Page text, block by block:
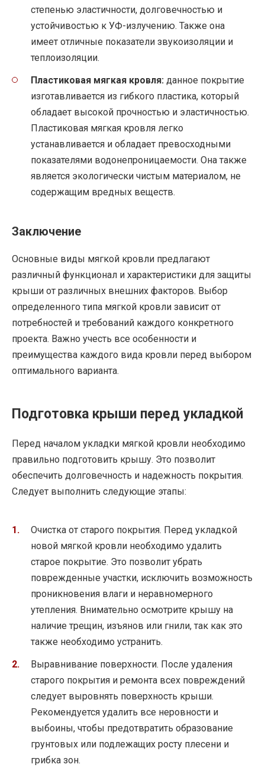
степенью эластичности, долговечностью и
устойчивостью к УФ-излучению. Также она
имеет отличные показатели звукоизоляции и
теплоизоляции.
Пластиковая мягкая кровля: данное покрытие
изготавливается из гибкого пластика, который
обладает высокой прочностью и эластичностью.
Пластиковая мягкая кровля легко
устанавливается и обладает превосходными
показателями водонепроницаемости. Она также
является экологически чистым материалом, не
содержащим вредных веществ.
Заключение
Основные виды мягкой кровли предлагают
различный функционал и характеристики для защиты
крыши от различных внешних факторов. Выбор
определенного типа мягкой кровли зависит от
потребностей и требований каждого конкретного
проекта. Важно учесть все особенности и
преимущества каждого вида кровли перед выбором
оптимального варианта.
Подготовка крыши перед укладкой
Перед началом укладки мягкой кровли необходимо
правильно подготовить крышу. Это позволит
обеспечить долговечность и надежность покрытия.
Следует выполнить следующие этапы:
Очистка от старого покрытия. Перед укладкой
новой мягкой кровли необходимо удалить
старое покрытие. Это позволит убрать
поврежденные участки, исключить возможность
проникновения влаги и неравномерного
утепления. Внимательно осмотрите крышу на
наличие трещин, изъянов или гнили, так как это
также необходимо устранить.
Выравнивание поверхности. После удаления
старого покрытия и ремонта всех повреждений
следует выровнять поверхность крыши.
Рекомендуется удалить все неровности и
выбоины, чтобы предотвратить образование
грунтовых или подлежащих росту плесени и
грибка зон.